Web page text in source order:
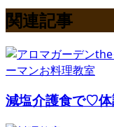
関連記事
減塩介護食で♡